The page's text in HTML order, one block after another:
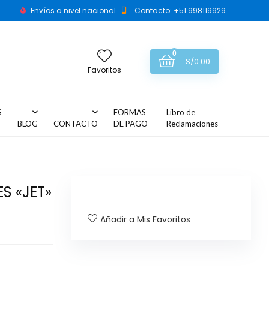
Envíos a nivel nacional Contacto: +51 998119929
Favoritos
0
S/0.00
BLOG
CONTACTO
FORMAS
DE PAGO
Libro de
Reclamaciones
«JET»
Añadir a Mis Favoritos